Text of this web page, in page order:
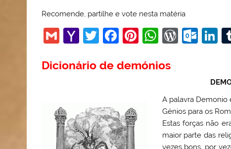
Recomende, partilhe e vote nesta matéria
G
ai
Y
h
M
ai
T
itt
F
c
o
o
Pi
er
W
at
A
p
p
W
e
ss
O
k.
c
o
Li
e
n
Dicionário de demónios
A palavra Demonio
Génios para os
Estas forças não
maior parte das